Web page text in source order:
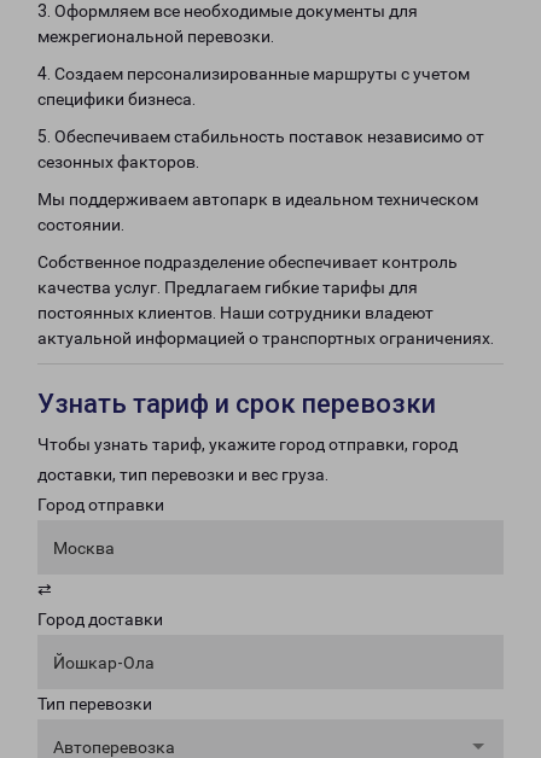
3. Оформляем все необходимые документы для
межрегиональной перевозки.
4. Создаем персонализированные маршруты с учетом
специфики бизнеса.
5. Обеспечиваем стабильность поставок независимо от
сезонных факторов.
Мы поддерживаем автопарк в идеальном техническом
состоянии.
Собственное подразделение обеспечивает контроль
качества услуг. Предлагаем гибкие тарифы для
постоянных клиентов. Наши сотрудники владеют
актуальной информацией о транспортных ограничениях.
Узнать тариф и срок перевозки
Чтобы узнать тариф, укажите город отправки, город
доставки, тип перевозки и вес груза.
Город отправки
Москва
⇄
Город доставки
Йошкар-Ола
Тип перевозки
Автоперевозка